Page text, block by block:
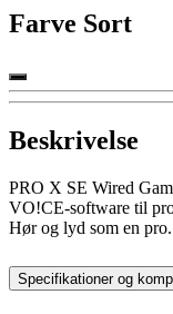
Farve Sort
Beskrivelse
PRO X SE Wired
VO!CE-software til
Hør og lyd som en pro.
Specifikationer og